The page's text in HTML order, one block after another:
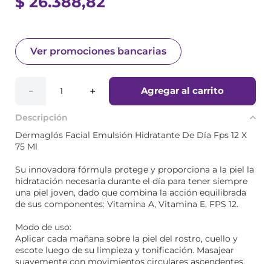
Ver promociones bancarias
＋
－ Agregar al carrito
Descripción
Dermaglós Facial Emulsión Hidratante De Día Fps 12 X
75 Ml
Su innovadora fórmula protege y proporciona a la piel la
hidratación necesaria durante el día para tener siempre
una piel joven, dado que combina la acción equilibrada
de sus componentes: Vitamina A, Vitamina E, FPS 12.
Modo de uso:
Aplicar cada mañana sobre la piel del rostro, cuello y
escote luego de su limpieza y tonificación. Masajear
suavemente con movimientos circulares ascendentes.